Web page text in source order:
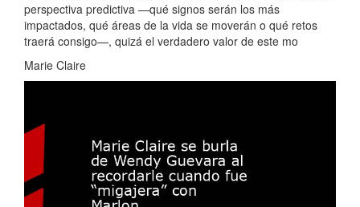
perspectiva predictiva —qué signos serán los más
impactados, qué áreas de la vida se moverán o qué retos
traerá consigo—, quizá el verdadero valor de este mo
Marie Claire